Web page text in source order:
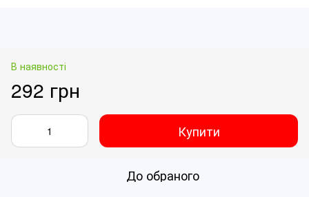
В наявності
292 грн
Купити
До обраного